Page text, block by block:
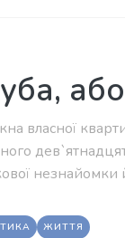
власної
ЖИТТЯ